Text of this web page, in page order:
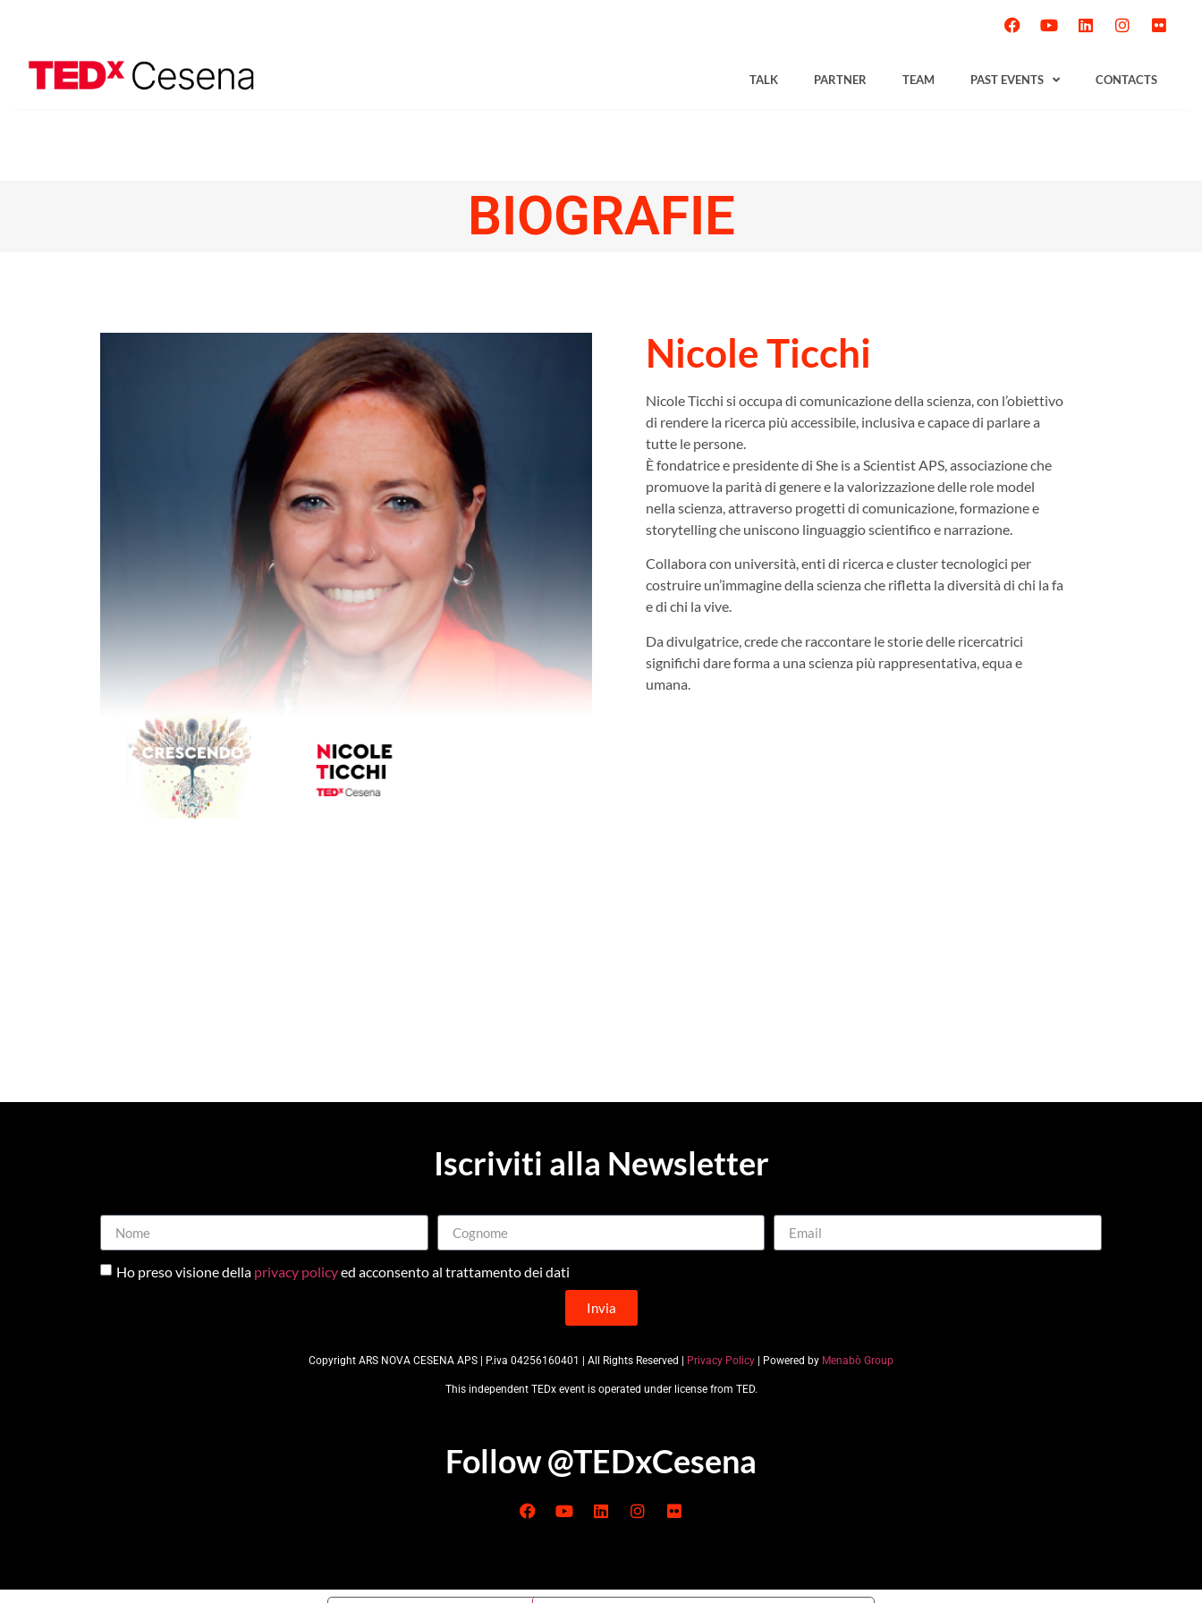
TALK PARTNER TEAM PAST EVENTS CONTACTS
BIOGRAFIE
Nicole Ticchi
Nicole Ticchi si occupa di comunicazione della scienza, con l’obiettivo
di rendere la ricerca più accessibile, inclusiva e capace di parlare a
tutte le persone.
È fondatrice e presidente di She is a Scientist APS, associazione che
promuove la parità di genere e la valorizzazione delle role model
nella scienza, attraverso progetti di comunicazione, formazione e
storytelling che uniscono linguaggio scientifico e narrazione.
Collabora con università, enti di ricerca e cluster tecnologici per
costruire un’immagine della scienza che rifletta la diversità di chi la fa
e di chi la vive.
Da divulgatrice, crede che raccontare le storie delle ricercatrici
significhi dare forma a una scienza più rappresentativa, equa e
umana.
Iscriviti alla Newsletter
Ho preso visione della privacy policyed acconsento al trattamento dei dati
Invia
Copyright ARS NOVA CESENA APS | P.iva 04256160401 | All Rights Reserved | Privacy Policy | Powered by Menabò Group
This independent TEDx event is operated under license from TED.
Follow @TEDxCesena